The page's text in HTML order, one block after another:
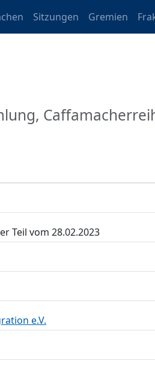
Sitzungen Gremien
Teil vom 28.02.2023
e.V.